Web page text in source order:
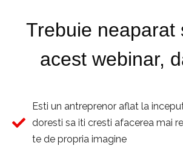
Trebuie neaparat
acest webinar,
Esti un antreprenor aflat la
doresti sa iti cresti afacerea mai
te de propria imagine